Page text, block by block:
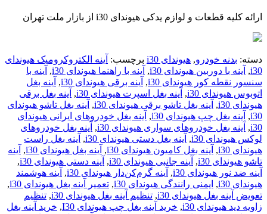
ارائه کلیه قطعات و لوازم یدکی هیوندای i30 از بازار ملت تهران
دسته: بدنه خودرو, هیوندای i30 برچسب: آینه الکتروکرومیک هیوندای
i30
, آینه با دوربین هیوندای i30 , آینه با راهنما هیوندای i30 , آینه با
سنسور نقطه کور هیوندای i30
, آینه برقی هیوندای i30 , آینه بغل
اتوبوس هیوندای i30
, آینه بغل اسپرت هیوندای i30 , آینه بغل برقی
هیوندای i30
, آینه بغل تاشو برقی هیوندای i30 , آینه بغل تاشو هیوندای
i30
, آینه بغل چپ هیوندای i30 , آینه بغل خودروهای ایرانی هیوندای
i30
, آینه بغل خودروهای سواری هیوندای i30 , آینه بغل خودروهای
لوکس هیوندای i30
, آینه بغل دستی هیوندای i30 , آینه بغل راست
هیوندای i30
, آینه بغل کامیون هیوندای i30 , آینه بغل هیوندای i30 , آینه
تاشو هیوندای i30
, آینه جانبی هیوندای i30 , آینه دستی هیوندای i30
,
آینه ضد نور هیوندای i30
, آینه گرم‌کن‌دار هیوندای i30 , آینه هوشمند
هیوندای i30
, ایمنی رانندگی هیوندای i30 , تعمیر آینه بغل هیوندای i30
,
تعویض آینه بغل هیوندای i30
, تنظیم آینه بغل هیوندای i30 , تنظیم
زاویه دید هیوندای i30
, خرید آینه بغل چپ هیوندای I30 , خرید آینه بغل